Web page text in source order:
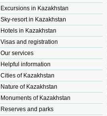
Excursions in Kazakhstan
Sky-resort in Kazakhstan
Hotels in Kazakhstan
Visas and registration
Our services
Helpful information
Cities of Kazakhstan
Nature of Kazakhstan
Monuments of Kazakhstan
Reserves and parks